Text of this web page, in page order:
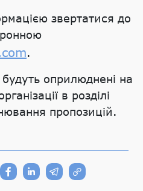
звертатися до
.
оприлюднені на
в розділі
пропозицій.